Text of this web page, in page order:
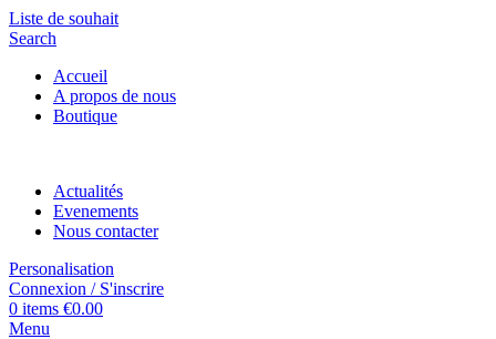
Liste de souhait
Search
Accueil
A propos de nous
Boutique
Actualités
Evenements
Nous contacter
Personalisation
Connexion / S'inscrire
0 items €0.00
Menu